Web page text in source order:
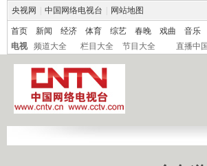
央视网 中国网络电视台 网站地图
首页 新闻 经济 体育 综艺 春晚 戏曲 音乐
电视
频道大全 栏目大全 节目大全 直播中国